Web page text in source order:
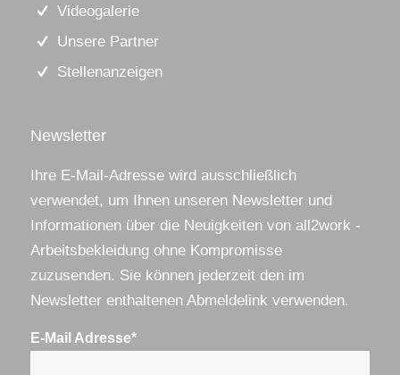
Videogalerie
Unsere Partner
Stellenanzeigen
Newsletter
Ihre E-Mail-Adresse wird ausschließlich
verwendet, um Ihnen unseren Newsletter und
Informationen über die Neuigkeiten von all2work -
Arbeitsbekleidung ohne Kompromisse
zuzusenden. Sie können jederzeit den im
Newsletter enthaltenen Abmeldelink verwenden.
E-Mail Adresse*